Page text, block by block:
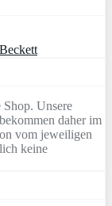
Unsere
daher im
vom jeweiligen
keine